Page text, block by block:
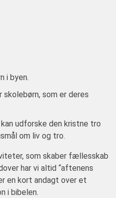
i byen.
som er deres
udforske den kristne tro
om liv og tro.
som skaber fællesskab
har vi altid “aftenens
en kort andagt over et
i bibelen.